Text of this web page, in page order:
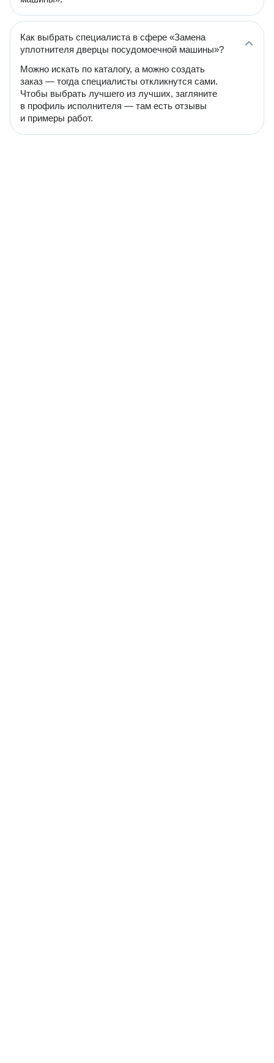
Как выбрать специалиста в сфере «Замена
уплотнителя дверцы посудомоечной машины»?
Можно искать по каталогу, а можно создать
заказ — тогда специалисты откликнутся сами.
Чтобы выбрать лучшего из лучших, загляните
в профиль исполнителя — там есть отзывы
и примеры работ.